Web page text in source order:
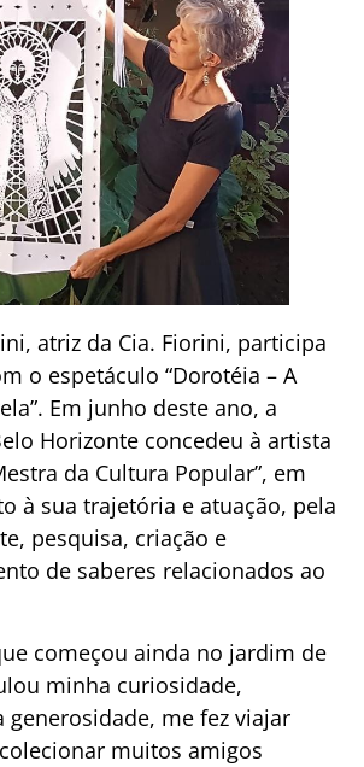
atriz da Cia. Fiorini, participa
o espetáculo “Dorotéia – A
Em junho deste ano, a
Horizonte concedeu à artista
da Cultura Popular”, em
à sua trajetória e atuação, pela
pesquisa, criação e
de saberes relacionados ao
começou ainda no jardim de
minha curiosidade,
generosidade, me fez viajar
muitos amigos